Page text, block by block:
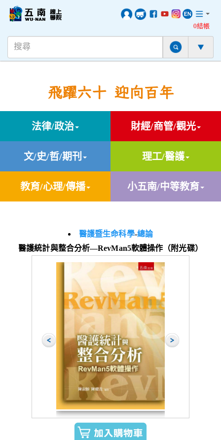
0結帳
飛躍六十 迎向百年
法律/政治 財經/商管/觀光
文/史/哲/期刊 理工/醫護
教育/心理/傳播 小五南/中等教育
醫護暨生命科學-總論
醫護統計與整合分析―RevMan5軟體操作（附光碟）